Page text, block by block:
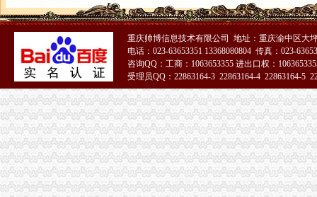
忠县局“3×3”重庆税务注销战略顺利完成批微企发展试点工作
南川局把握“四度”重庆代办公司大力推行行政指导
市重庆公司注销局积发挥登记职能作用服务重庆广播电视媒集团搭建上市融资
长寿局“四加”重庆分公司注销加大成品油市场监管力度
江北局“三项服务”重庆代办公司帮助企业上市融资15亿元
梁平局重庆代办公司三措施抓好微型企业银行账户管理
九龙坡局重庆公司注销顺利完成试点期间微型企业发展工作
渝北区为150户微型企业集中发放财政补助资金和营业执照
垫江局重庆公司注销七举措提高农村经纪人素质促进农户万元增收
铜梁局重庆营业执照注销颁发批88户微型企业营业执照
璧山局青杠所当好“四员”重庆分公司注销积扶持微型企业发展
云局化市重庆营业执照注销场监管服务届国际摩托车登梯节
武隆县县长郭忠亮率队开展微型企业送照服务
重庆帅博信息技术有限公司 地址：重庆渝中区大
电话：023-63653351 13368080804 传真：023-
咨询QQ：工商：1063653355 进出口权：
受理员QQ：22863164-3 22863164-4 22863164-5